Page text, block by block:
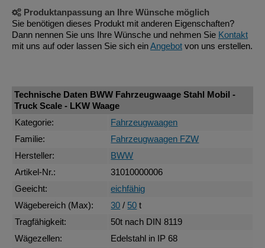
Produktanpassung an Ihre Wünsche möglich
Sie benötigen dieses Produkt mit anderen Eigenschaften?
Dann nennen Sie uns Ihre Wünsche und nehmen Sie Kontakt
mit uns auf oder lassen Sie sich einAngebot von uns erstellen.
Technische Daten BWW Fahrzeugwaage Stahl Mobil -
Truck Scale - LKW Waage
Kategorie:
Fahrzeugwaagen
Familie:
Fahrzeugwaagen FZW
Hersteller:
BWW
Artikel-Nr.:
31010000006
Geeicht:
eichfähig
Wägebereich (Max):
30 / 50 t
Tragfähigkeit:
50t nach DIN 8119
Wägezellen:
Edelstahl in IP 68